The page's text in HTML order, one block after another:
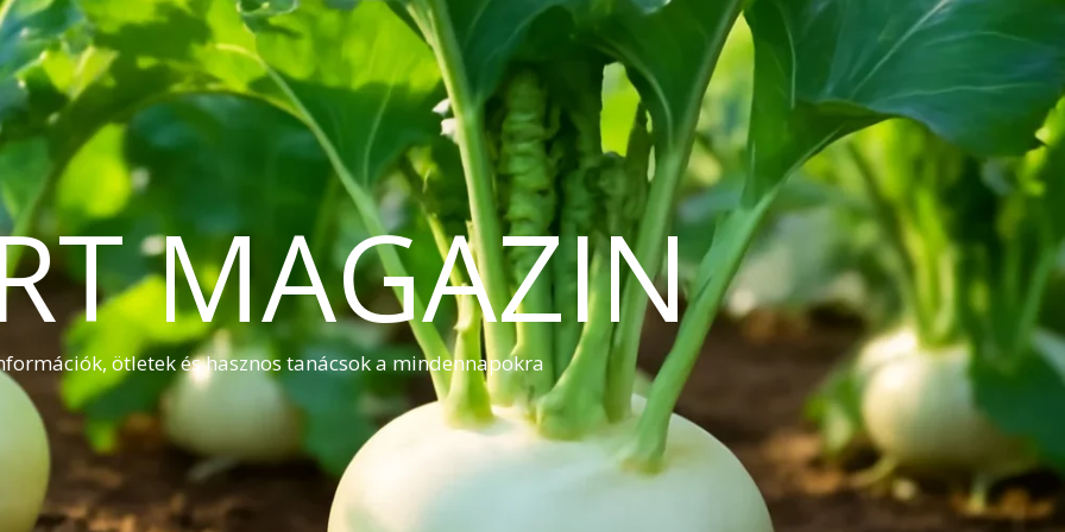
MAGAZIN
ötletek és hasznos tanácsok a mindennapokra